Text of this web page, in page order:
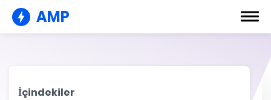
AMP
İçindekiler